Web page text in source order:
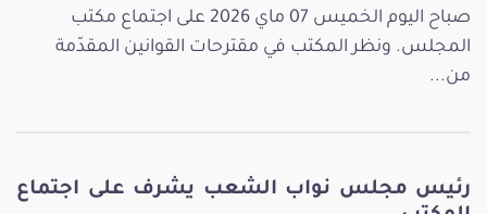
صباح اليوم الخميس 07 ماي 2026 على اجتماع مكتب
المجلس. ونظر المكتب في مقترحات القوانين المقدّمة
من...
رئيس مجلس نواب الشعب يشرف على اجتماع